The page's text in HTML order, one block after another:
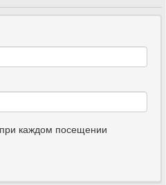
каждом посещении